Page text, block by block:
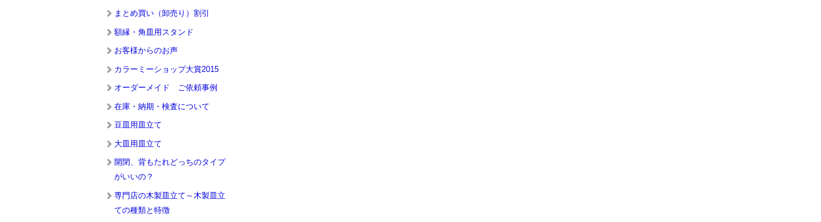
まとめ買い（卸売り）割引
額縁・角皿用スタンド
お客様からのお声
カラーミーショップ大賞2015
オーダーメイド ご依頼事例
在庫・納期・検査について
豆皿用皿立て
大皿用皿立て
開閉、背もたれどっちのタイプ
がいいの？
専門店の木製皿立て～木製皿立
ての種類と特徴